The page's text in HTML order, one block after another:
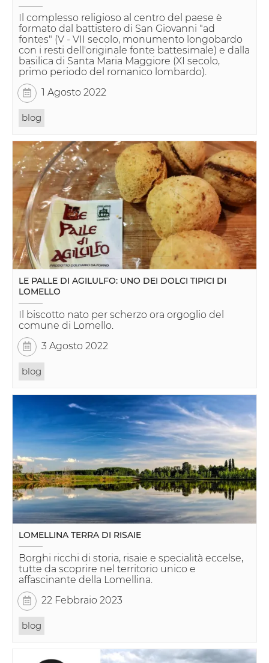
Il complesso religioso al centro del paese è
formato dal battistero di San Giovanni "ad
fontes" (V - VII secolo, monumento longobardo
con i resti dell'originale fonte battesimale) e dalla
basilica di Santa Maria Maggiore (XI secolo,
primo periodo del romanico lombardo).
1 Agosto 2022
blog
LE PALLE DI AGILULFO: UNO DEI DOLCI TIPICI DI
LOMELLO
Il biscotto nato per scherzo ora orgoglio del
comune di Lomello.
3 Agosto 2022
blog
LOMELLINA TERRA DI RISAIE
Borghi ricchi di storia, risaie e specialità eccelse,
tutte da scoprire nel territorio unico e
affascinante della Lomellina.
22 Febbraio 2023
blog